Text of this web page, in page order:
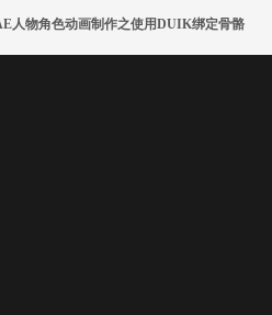
人物角色动画制作之使用DUIK绑定骨骼